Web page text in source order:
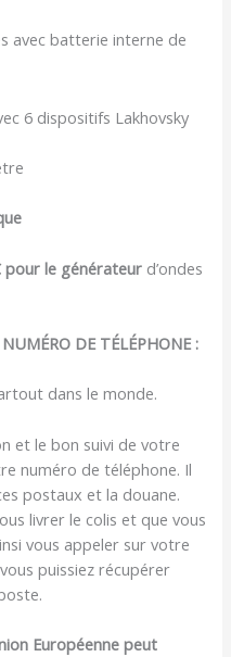
avec batterie interne de
6 dispositifs Lakhovsky
pour le générateur d’ondes
DE TÉLÉPHONE :
dans le monde.
et le bon suivi de votre
numéro de téléphone. Il
postaux et la douane.
livrer le colis et que vous
vous appeler sur votre
puissiez récupérer
Européenne peut